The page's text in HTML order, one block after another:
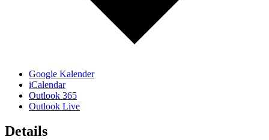
Google Kalender
iCalendar
Outlook 365
Outlook Live
Details